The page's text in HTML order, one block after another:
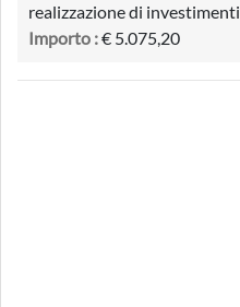
realizzazione di investimenti
Importo :€ 5.075,20